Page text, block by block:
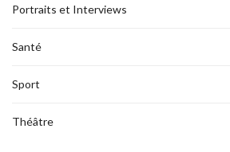
Portraits et Interviews
Santé
Sport
Théâtre